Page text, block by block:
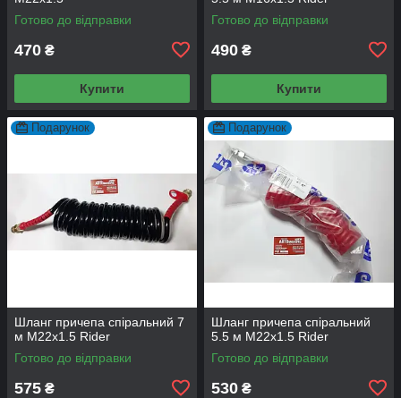
Готово до відправки
470 ₴
Купити
Готово до відправки
490 ₴
Купити
Подарунок
Шланг причепа спіральний 7
м М22x1.5 Rider
Готово до відправки
575 ₴
Подарунок
Шланг причепа спіральний
5.5 м М22x1.5 Rider
Готово до відправки
530 ₴